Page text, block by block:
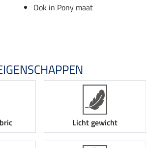
Ook in Pony maat
Licht gewicht